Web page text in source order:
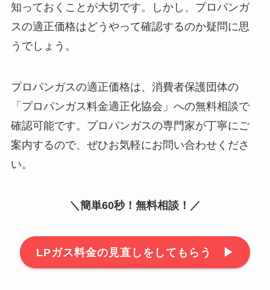
知っておくことが大切です。しかし、プロパンガ
スの適正価格はどうやって確認するのか疑問に思
うでしょう。
プロパンガスの適正価格は、消費者保護団体の
「プロパンガス料金適正化協会」への無料相談で
確認可能です。プロパンガスの専門家が丁寧にご
案内するので、ぜひお気軽にお問い合わせくださ
い。
＼簡単60秒！無料相談！／
LPガス料金の見直しをしてもらう ▶︎